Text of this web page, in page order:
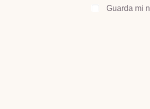
Guarda mi